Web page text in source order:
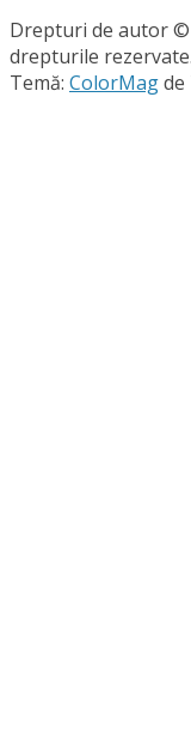
Drepturi de autor ©
drepturile rezervate.
Temă: ColorMagde